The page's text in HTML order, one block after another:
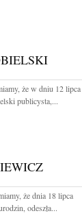
że w dniu 12 lipca
publicysta,...
że dnia 18 lipca
odeszła...